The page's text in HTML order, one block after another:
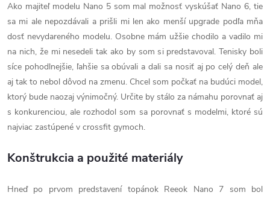
Ako majiteľ modelu Nano 5 som mal možnosť vyskúšať Nano 6, tie
sa mi ale nepozdávali a prišli mi len ako menší upgrade podľa mňa
dosť nevydareného modelu. Osobne mám užšie chodilo a vadilo mi
na nich, že mi nesedeli tak ako by som si predstavoval. Tenisky boli
síce pohodlnejšie, ľahšie sa obúvali a dali sa nosiť aj po celý deň ale
aj tak to nebol dôvod na zmenu. Chcel som počkať na budúci model,
ktorý bude naozaj výnimočný. Určite by stálo za námahu porovnať aj
s konkurenciou, ale rozhodol som sa porovnať s modelmi, ktoré sú
najviac zastúpené v crossfit gymoch.
Konštrukcia a použité materiály
Hneď po prvom predstavení topánok Reeok Nano 7 som bol